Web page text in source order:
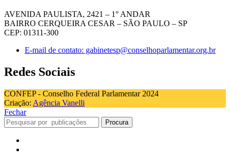
AVENIDA PAULISTA, 2421 – 1° ANDAR
BAIRRO CERQUEIRA CESAR – SÃO PAULO – SP
CEP: 01311-300
E-mail de contato: gabinetesp@conselhoparlamentar.org.br
Redes Sociais
CONFEP - Conselho Federal Parlamentar 2024
Criação: Agência Vanelli
Fechar
Procura